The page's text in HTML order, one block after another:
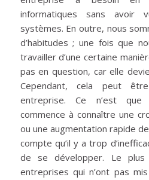
informatiques sans avoir
systèmes. En outre, nous
d’habitudes ; une fois que
travailler d’une certaine
pas en question, car elle
Cependant, cela peut
entreprise. Ce n’est que
commence à connaître une
ou une augmentation rapide
compte qu’il y a trop
de se développer. Le
entreprises qui n’ont pas